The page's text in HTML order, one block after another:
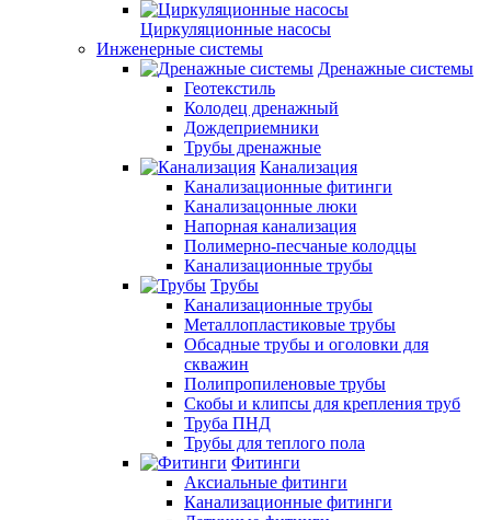
Циркуляционные насосы
Инженерные системы
Дренажные системы
Геотекстиль
Колодец дренажный
Дождеприемники
Трубы дренажные
Канализация
Канализационные фитинги
Канализацонные люки
Напорная канализация
Полимерно-песчаные колодцы
Канализационные трубы
Трубы
Канализационные трубы
Металлопластиковые трубы
Обсадные трубы и оголовки для
скважин
Полипропиленовые трубы
Скобы и клипсы для крепления труб
Труба ПНД
Трубы для теплого пола
Фитинги
Аксиальные фитинги
Канализационные фитинги